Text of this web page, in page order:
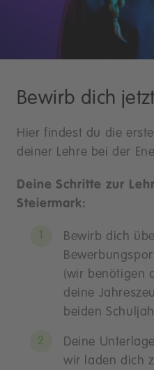
Bewirb dich
Hier findest du die
deiner Lehre bei der
Deine Schritte zur
Steiermark:
Bewirb dich
(wir benötigen
deine
beiden
Deine
wir laden dich